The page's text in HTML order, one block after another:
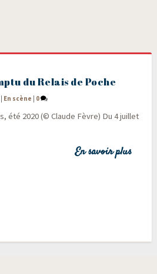
du Relais de Poche
En scène 0
été 2020 (© Claude Fèvre) Du 4 juillet
En savoir plus